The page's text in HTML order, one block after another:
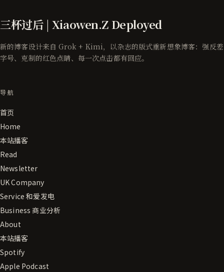
三杯过后 | Xiaowen.Z Deployed
新的博客设计来自 Grok + Kimi，以杂志的版式重新想象博客：强反差
字号、克制的红色点睛、每一次点击都有回应。
导航
首页
Home
本站播客
Read
Newsletter
UK Company
Service 和爱发电
Business 商业分析
About
本站播客
Spotify
Apple Podcast